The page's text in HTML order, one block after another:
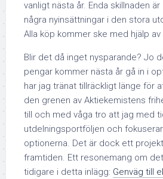
vanligt nästa år. Enda skillnaden
några nyinsättningar i den stora
Alla köp kommer ske med hjälp av
Blir det då inget nysparande? Jo
pengar kommer nästa år gå in i
har jag tränat tillräckligt länge för
den grenen av Aktiekemistens
till och med våga tro att jag med
utdelningsportföljen och
optionerna. Det är dock ett
framtiden. Ett resonemang om
tidigare i detta inlägg: Genväg till